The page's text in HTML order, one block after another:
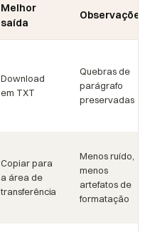
Melhor
saída
Observações
Download
em TXT
Quebras de
parágrafo
preservadas
Copiar para
a área de
transferência
Menos ruído,
menos
artefatos de
formatação